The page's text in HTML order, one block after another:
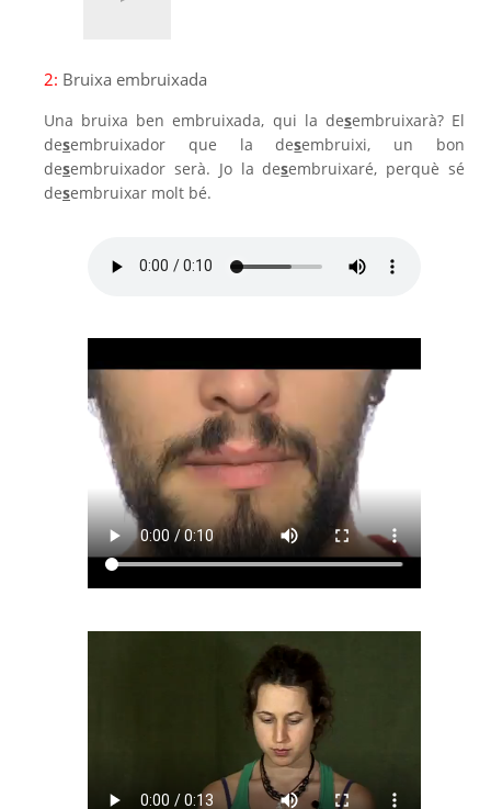
2: Bruixa embruixada
Una bruixa ben embruixada, qui la desembruixarà? El
desembruixador que la desembruixi, un bon
desembruixador serà. Jo la desembruixaré, perquè sé
desembruixar molt bé.